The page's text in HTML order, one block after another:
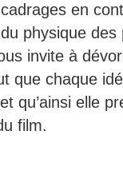
en
physique
invite à
que chaque
qu’ainsi elle
film.